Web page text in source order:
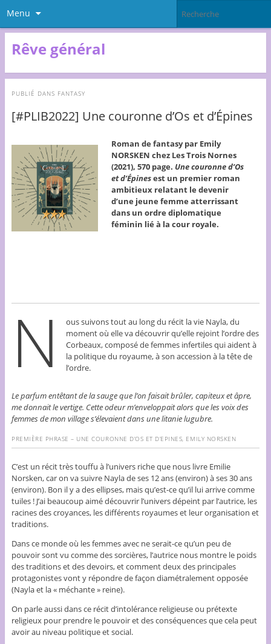
Menu
Rêve général
PUBLIÉ DANS FANTASY
[#PLIB2022] Une couronne d’Os et d’Épines
Roman de fantasy par Emily
NORSKEN chez Les Trois Nornes
(2021), 570 page. Une couronne d’Os
et d’Épinesest un premier roman
ambitieux relatant le devenir
d’une jeune femme atterrissant
dans un ordre diplomatique
féminin lié à la cour royale.
N
ous suivons tout au long du récit la vie Nayla, du
moment où elle va découvrir qu’elle rejoint l’ordre des
Corbeaux, composé de femmes infertiles qui aident à
la politique du royaume, à son accession à la tête de
l’ordre.
Le parfum entêtant de la sauge que l’on faisait brûler, capiteux et âpre,
me donnait le vertige. Cette odeur m’enveloppait alors que les voix des
femmes de mon village s’élevaient dans une litanie lugubre.
PREMIÈRE PHRASE – UNE COURONNE D’OS ET D’EPINES, EMILY NORSKEN
C’est un récit très touffu à l’univers riche que nous livre Emilie
Norsken, car on va suivre Nayla de ses 12 ans (environ) à ses 30 ans
(environ). Bon il y a des ellipses, mais qu’est-ce qu’il lui arrive comme
tuiles ! J’ai beaucoup aimé découvrir l’univers dépeint par l’autrice, les
racines des croyances, les différents royaumes et leur organisation et
traditions.
Dans ce monde où les femmes avec ne serait-ce qu’un peu de
pouvoir sont vu comme des sorcières, l’autrice nous montre le poids
des traditions et des devoirs, et comment deux des principales
protagonistes vont y répondre de façon diamétralement opposée
(Nayla et la « méchante » reine).
On parle aussi dans ce récit d’intolérance religieuse ou prétexte
religieux pour prendre le pouvoir et des conséquences que cela peut
avoir au niveau politique et social.